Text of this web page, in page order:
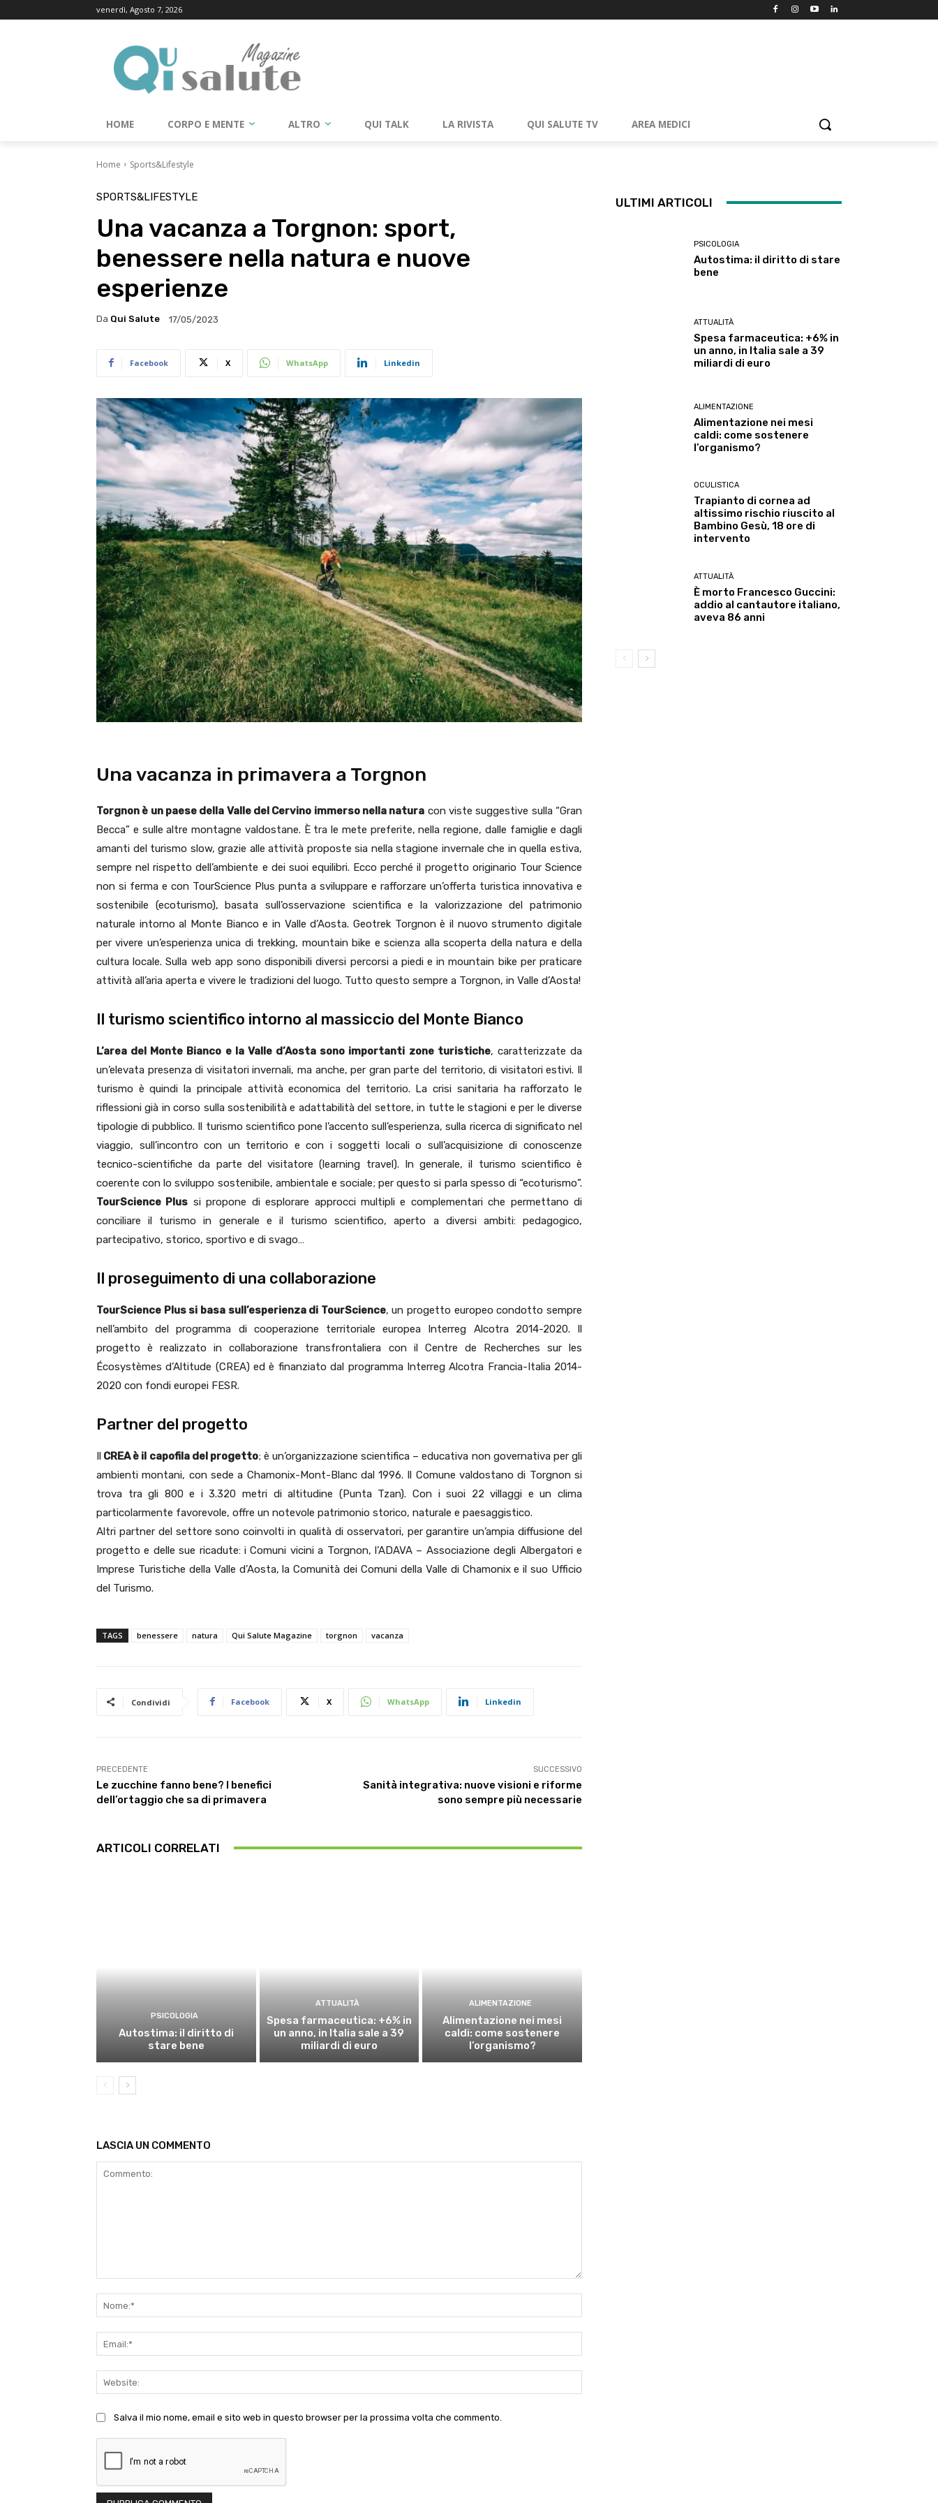
venerdì, Agosto 7, 2026
HOME CORPO E MENTE ALTRO QUI TALK LA RIVISTA QUI SALUTE TV AREA MEDICI
Home Sports&Lifestyle
SPORTS&LIFESTYLE
Una vacanza a Torgnon: sport,
benessere nella natura e nuove
esperienze
Da Qui Salute 17/05/2023
Facebook X WhatsApp Linkedin
Una vacanza in primavera a Torgnon
Torgnon è un paese della Valle del Cervino immerso nella natura con viste suggestive sulla “Gran
Becca” e sulle altre montagne valdostane. È tra le mete preferite, nella regione, dalle famiglie e dagli
amanti del turismo slow, grazie alle attività proposte sia nella stagione invernale che in quella estiva,
sempre nel rispetto dell’ambiente e dei suoi equilibri. Ecco perché il progetto originario Tour Science
non si ferma e con TourScience Plus punta a sviluppare e rafforzare un’offerta turistica innovativa e
sostenibile (ecoturismo), basata sull’osservazione scientifica e la valorizzazione del patrimonio
naturale intorno al Monte Bianco e in Valle d’Aosta. Geotrek Torgnon è il nuovo strumento digitale
per vivere un’esperienza unica di trekking, mountain bike e scienza alla scoperta della natura e della
cultura locale. Sulla web app sono disponibili diversi percorsi a piedi e in mountain bike per praticare
attività all’aria aperta e vivere le tradizioni del luogo. Tutto questo sempre a Torgnon, in Valle d’Aosta!
Il turismo scientifico intorno al massiccio del Monte Bianco
L’area del Monte Bianco e la Valle d’Aosta sono importanti zone turistiche, caratterizzate da
un’elevata presenza di visitatori invernali, ma anche, per gran parte del territorio, di visitatori estivi. Il
turismo è quindi la principale attività economica del territorio. La crisi sanitaria ha rafforzato le
riflessioni già in corso sulla sostenibilità e adattabilità del settore, in tutte le stagioni e per le diverse
tipologie di pubblico. Il turismo scientifico pone l’accento sull’esperienza, sulla ricerca di significato nel
viaggio, sull’incontro con un territorio e con i soggetti locali o sull’acquisizione di conoscenze
tecnico-scientifiche da parte del visitatore (learning travel). In generale, il turismo scientifico è
coerente con lo sviluppo sostenibile, ambientale e sociale; per questo si parla spesso di “ecoturismo”.
TourScience Plus si propone di esplorare approcci multipli e complementari che permettano di
conciliare il turismo in generale e il turismo scientifico, aperto a diversi ambiti: pedagogico,
partecipativo, storico, sportivo e di svago…
Il proseguimento di una collaborazione
TourScience Plus si basa sull’esperienza di TourScience, un progetto europeo condotto sempre
nell’ambito del programma di cooperazione territoriale europea Interreg Alcotra 2014-2020. Il
progetto è realizzato in collaborazione transfrontaliera con il Centre de Recherches sur les
Écosystèmes d’Altitude (CREA) ed è finanziato dal programma Interreg Alcotra Francia-Italia 2014-
2020 con fondi europei FESR.
Partner del progetto
Il CREA è il capofila del progetto; è un’organizzazione scientifica – educativa non governativa per gli
ambienti montani, con sede a Chamonix-Mont-Blanc dal 1996. Il Comune valdostano di Torgnon si
trova tra gli 800 e i 3.320 metri di altitudine (Punta Tzan). Con i suoi 22 villaggi e un clima
particolarmente favorevole, offre un notevole patrimonio storico, naturale e paesaggistico.
Altri partner del settore sono coinvolti in qualità di osservatori, per garantire un’ampia diffusione del
progetto e delle sue ricadute: i Comuni vicini a Torgnon, l’ADAVA – Associazione degli Albergatori e
Imprese Turistiche della Valle d’Aosta, la Comunità dei Comuni della Valle di Chamonix e il suo Ufficio
del Turismo.
TAGS benessere natura Qui Salute Magazine torgnon vacanza
Condividi Facebook X WhatsApp Linkedin
PRECEDENTE
Le zucchine fanno bene? I benefici
dell’ortaggio che sa di primavera
SUCCESSIVO
Sanità integrativa: nuove visioni e riforme
sono sempre più necessarie
ARTICOLI CORRELATI
PSICOLOGIA
Autostima: il diritto di
stare bene
ATTUALITÀ
Spesa farmaceutica: +6% in
un anno, in Italia sale a 39
miliardi di euro
ALIMENTAZIONE
Alimentazione nei mesi
caldi: come sostenere
l’organismo?
LASCIA UN COMMENTO
Salva il mio nome, email e sito web in questo browser per la prossima volta che commento.
ULTIMI ARTICOLI
PSICOLOGIA
Autostima: il diritto di stare
bene
ATTUALITÀ
Spesa farmaceutica: +6% in
un anno, in Italia sale a 39
miliardi di euro
ALIMENTAZIONE
Alimentazione nei mesi
caldi: come sostenere
l’organismo?
OCULISTICA
Trapianto di cornea ad
altissimo rischio riuscito al
Bambino Gesù, 18 ore di
intervento
ATTUALITÀ
È morto Francesco Guccini:
addio al cantautore italiano,
aveva 86 anni